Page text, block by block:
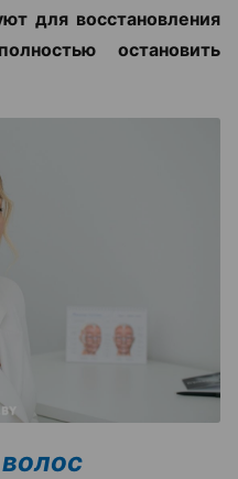
для восстановления
остановить